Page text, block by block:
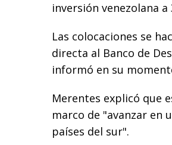
inversión venezolana a
Las colocaciones se
directa al Banco de
informó en su
Merentes explicó que
marco de "avanzar en
países del sur".